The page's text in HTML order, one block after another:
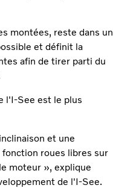
montées, reste dans un
et définit la
afin de tirer parti du
l'I-See est le plus
et une
roues libres sur
moteur », explique
de l'I-See.